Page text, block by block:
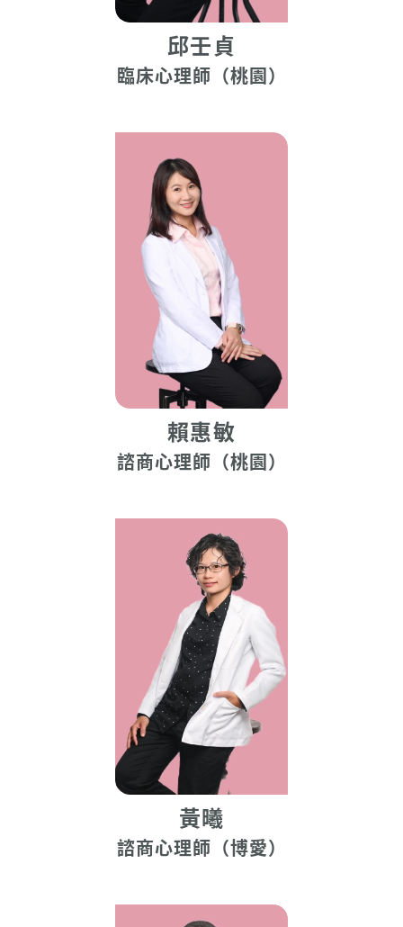
邱壬貞
臨床心理師（桃園）
賴惠敏
諮商心理師（桃園）
黃曦
諮商心理師（博愛）